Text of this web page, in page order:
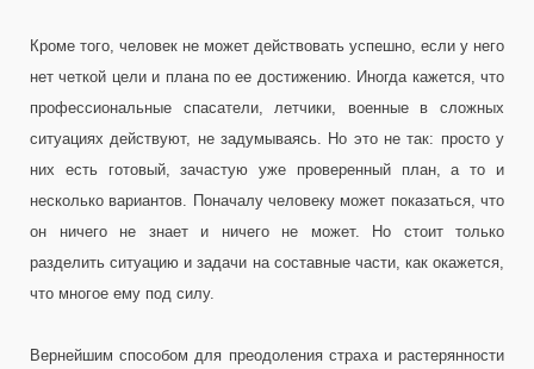
Кроме того, человек не может действовать успешно, если у него
нет четкой цели и плана по ее достижению. Иногда кажется, что
профессиональные спасатели, летчики, военные в сложных
ситуациях действуют, не задумываясь. Но это не так: просто у
них есть готовый, зачастую уже проверенный план, а то и
несколько вариантов. Поначалу человеку может показаться, что
он ничего не знает и ничего не может. Но стоит только
разделить ситуацию и задачи на составные части, как окажется,
что многое ему под силу.
Вернейшим способом для преодоления страха и растерянности